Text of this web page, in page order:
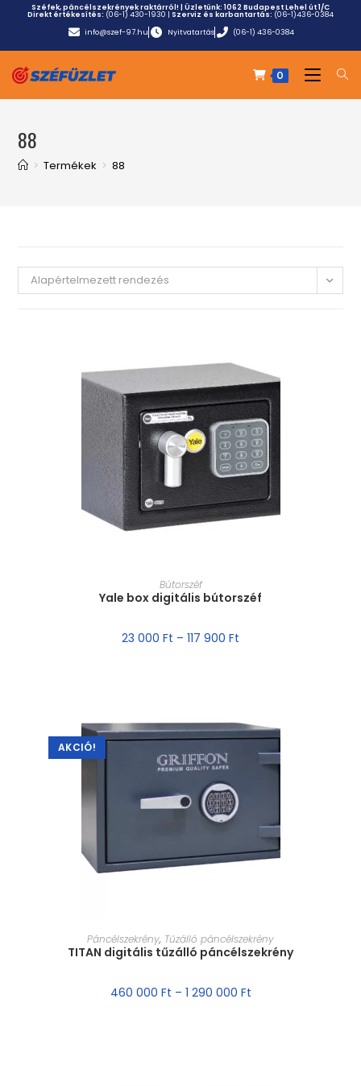
Széfek, páncélszekrények raktárról! | Üzletünk:1062 Budapest Lehel út 1/C
Direkt értékesítés: (06-1) 430-1930 | Szerviz és karbantartás: (06-1)436-0384
info@szef-97.hu
Nyitvatartás (06-1) 436-0384
0
88
> Termékek > 88
Alapértelmezett rendezés
MÉRET VÁLASZTÁSA
Bútorszéf
Yale box digitális bútorszéf
23 000 Ft – 117 900 Ft
AKCIÓ!
MÉRET VÁLASZTÁSA
Páncélszekrény, Tűzálló páncélszekrény
TITAN digitális tűzálló páncélszekrény
460 000 Ft – 1 290 000 Ft